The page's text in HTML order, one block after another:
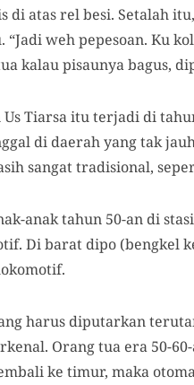
di atas rel besi. Setalah
“Jadi weh pepesoan. Ku
kalau pisaunya bagus,
Us Tiarsa itu terjadi di
di daerah yang tak
sangat tradisional,
anak tahun 50-an di
Di barat dipo (bengkel
harus diputarkan
Orang tua era 50-
ke timur, maka